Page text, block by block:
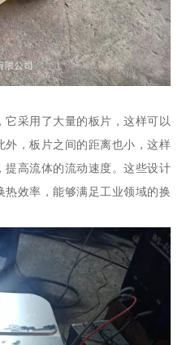
采用了大量的板片，这样可以
，板片之间的距离也小，这样
高流体的流动速度。这些设计
效率，能够满足工业领域的换